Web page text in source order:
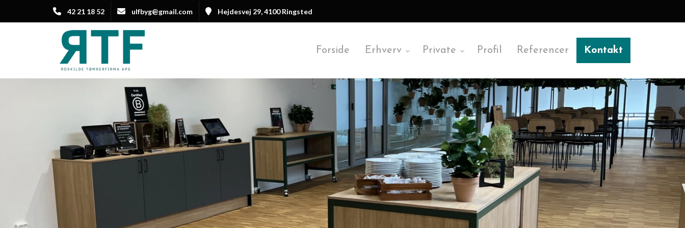
42 21 18 52 ulfbyg@gmail.com Hejdesvej 29, 4100 Ringsted
Forside Erhverv Private Profil Referencer Kontakt